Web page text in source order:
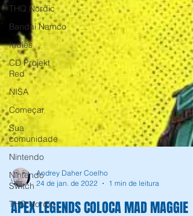
THQ Nordic
Bandai Namco
Indies
CD Projekt
Red
NISA
Começar
Sua
comunidade
Nintendo
Nintendo
Switch
THQ Nordic24 de jan. de 2022
1 min de leitura